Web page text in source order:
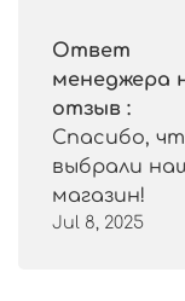
Ответ
менеджера
отзыв :
Спасибо,
выбрали
магазин!
Jul 8, 2025